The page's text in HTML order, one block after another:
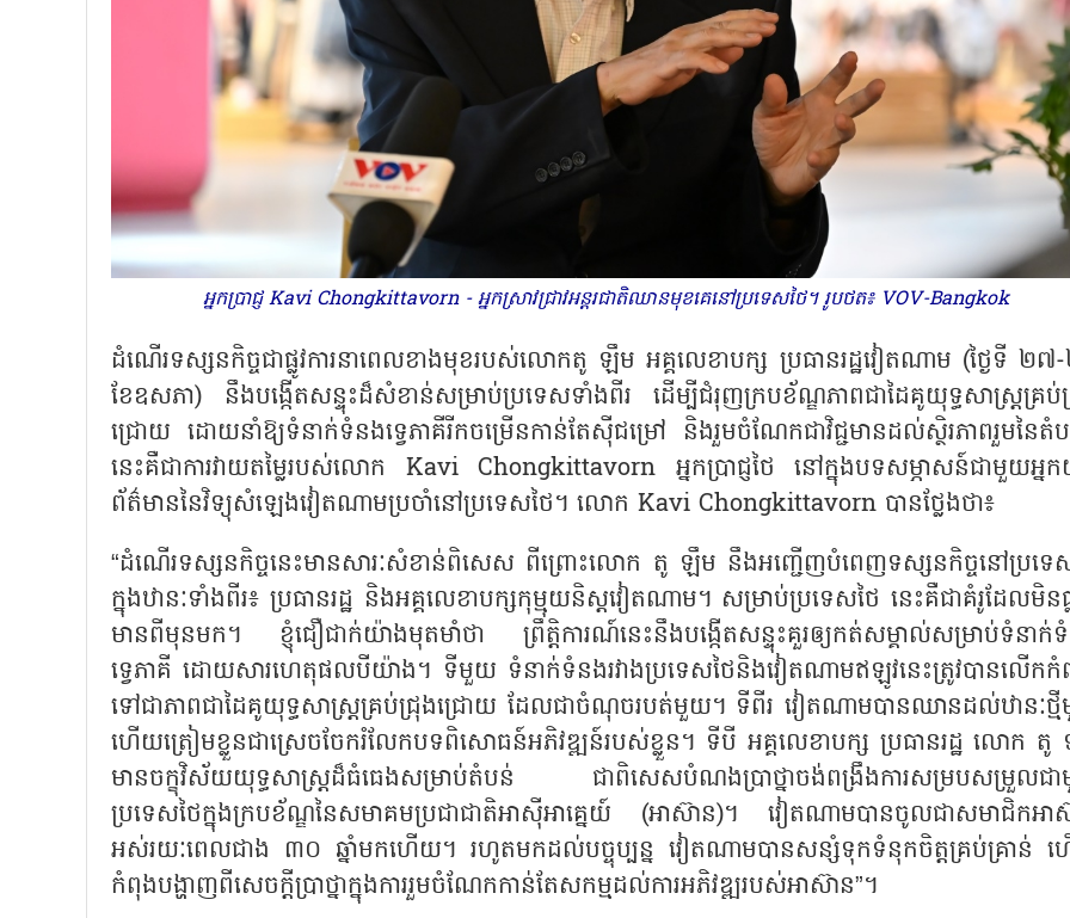
អ្នកប្រាជ្ញ Kavi Chongkittavorn - អ្នកស្រាវជ្រាវអន្តរជាតិឈានមុខគេនៅប្រទេសថៃ។ រូបថត៖ VOV-Bangkok
ដំណើរទស្សនកិច្ចជាផ្លូវការនាពេលខាងមុខរបស់លោកតូ ឡឹម អគ្គលេខាបក្ស ប្រធានរដ្ឋវៀតណាម (ថ្ងៃទី ២
ខែឧសភា) នឹងបង្កើតសន្ទុះដ៏សំខាន់សម្រាប់ប្រទេសទាំងពីរ ដើម្បីជំរុញក្របខ័ណ្ឌភាពជាដៃគូយុទ្ធសាស្ត្រគ្រប់
ជ្រោយ ដោយនាំឱ្យទំនាក់ទំនងទ្វេភាគីរីកចម្រើនកាន់តែស៊ីជម្រៅ និងរួមចំណែកជាវិជ្ជមានដល់ស្ថិរភាពរួមនៃតំ
នេះគឺជាការវាយតម្លៃរបស់លោក Kavi Chongkittavorn អ្នកប្រាជ្ញថៃ នៅក្នុងបទសម្ភាសន៍ជាមួយអ្ន
ព័ត៌មាននៃវិទ្យុសំឡេងវៀតណាមប្រចាំនៅប្រទេសថៃ។ លោក Kavi Chongkittavorn បានថ្លែងថា៖
“ដំណើរទស្សនកិច្ចនេះមានសារៈសំខាន់ពិសេស ពីព្រោះលោក តូ ឡឹម នឹងអញ្ជើញបំពេញទស្សនកិច្ចនៅប្រទេ
ក្នុងឋានៈទាំងពីរ៖ ប្រធានរដ្ឋ និងអគ្គលេខាបក្សកុម្មុយនិស្តវៀតណាម។ សម្រាប់ប្រទេសថៃ នេះគឺជាគំរូដែលមិនធ្
មានពីមុនមក។ ខ្ញុំជឿជាក់យ៉ាងមុតមាំថា ព្រឹត្តិការណ៍នេះនឹងបង្កើតសន្ទុះគួរឲ្យកត់សម្គាល់សម្រាប់ទំនាក់
ទ្វេភាគី ដោយសារហេតុផលបីយ៉ាង។ ទីមួយ ទំនាក់ទំនងរវាងប្រទេសថៃនិងវៀតណាមឥឡូវនេះត្រូវបានលើក
ទៅជាភាពជាដៃគូយុទ្ធសាស្ត្រគ្រប់ជ្រុងជ្រោយ ដែលជាចំណុចរបត់មួយ។ ទីពីរ វៀតណាមបានឈានដល់ឋានៈថ្
ហើយត្រៀមខ្លួនជាស្រេចចែករំលែកបទពិសោធន៍អភិវឌ្ឍន៍របស់ខ្លួន។ ទីបី អគ្គលេខាបក្ស ប្រធានរដ្ឋ លោក
មានចក្ខុវិស័យយុទ្ធសាស្ត្រដ៏ធំធេងសម្រាប់តំបន់ ជាពិសេសបំណងប្រាថ្នាចង់ពង្រឹងការសម្របសម្រួលជ
ប្រទេសថៃក្នុងក្របខ័ណ្ឌនៃសមាគមប្រជាជាតិអាស៊ីអាគ្នេយ៍ (អាស៊ាន)។ វៀតណាមបានចូលជាសមាជិកអា
អស់រយៈពេលជាង ៣០ ឆ្នាំមកហើយ។ រហូតមកដល់បច្ចុប្បន្ន វៀតណាមបានសន្សំទុកទំនុកចិត្តគ្រប់គ្រាន់
កំពុងបង្ហាញពីសេចក្តីប្រាថ្នាក្នុងការរួមចំណែកកាន់តែសកម្មដល់ការអភិវឌ្ឍរបស់អាស៊ាន”។